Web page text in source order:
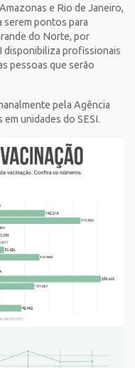
e Rio de Janeiro,
serem pontos para
do Norte, por
disponibiliza profissionais
pessoas que serão
pela Agência
unidades do SESI.